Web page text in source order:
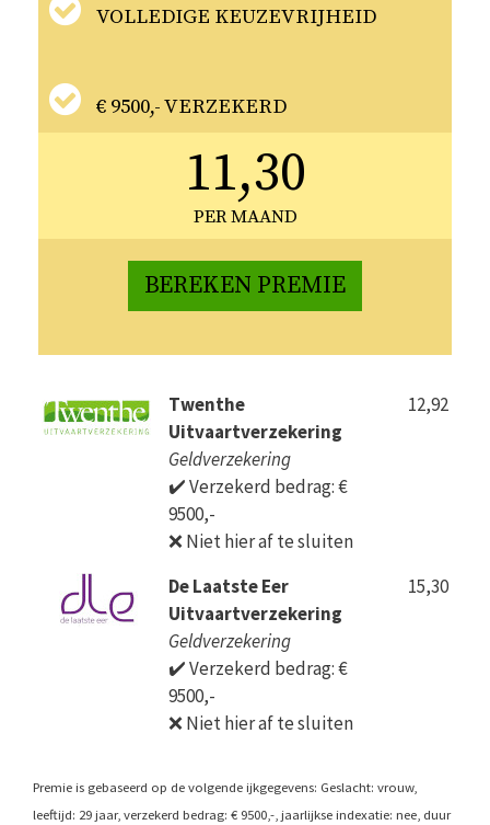
VOLLEDIGE KEUZEVRIJHEID
€ 9500,- VERZEKERD
11,30
PER MAAND
BEREKEN PREMIE
Twenthe
Uitvaartverzekering
Geldverzekering
✔️ Verzekerd bedrag: €
9500,-
❌ Niet hier af te sluiten
12,92
De Laatste Eer
Uitvaartverzekering
Geldverzekering
✔️ Verzekerd bedrag: €
9500,-
❌ Niet hier af te sluiten
15,30
Premie is gebaseerd op de volgende ijkgegevens: Geslacht: vrouw,
leeftijd: 29 jaar, verzekerd bedrag: € 9500,-, jaarlijkse indexatie: nee, duur